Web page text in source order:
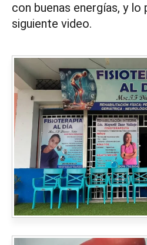
con buenas energías, y lo
siguiente video.